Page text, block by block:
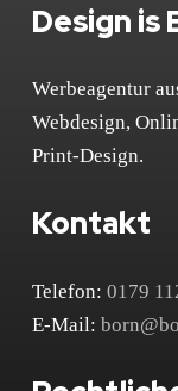
Design is
Werbeagentur
Webdesign,
Print-Design.
Kontakt
Telefon:0179
E-Mail: